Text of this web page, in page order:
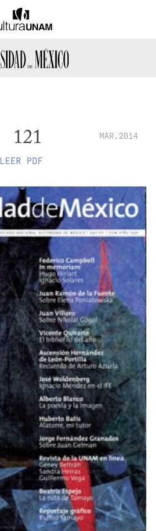
121 MAR.2014
LEER PDF